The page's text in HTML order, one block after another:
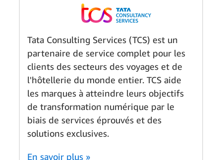
Tata Consulting Services (TCS) est un
partenaire de service complet pour les
clients des secteurs des voyages et de
l'hôtellerie du monde entier. TCS aide
les marques à atteindre leurs objectifs
de transformation numérique par le
biais de services éprouvés et des
solutions exclusives.
En savoir plus »